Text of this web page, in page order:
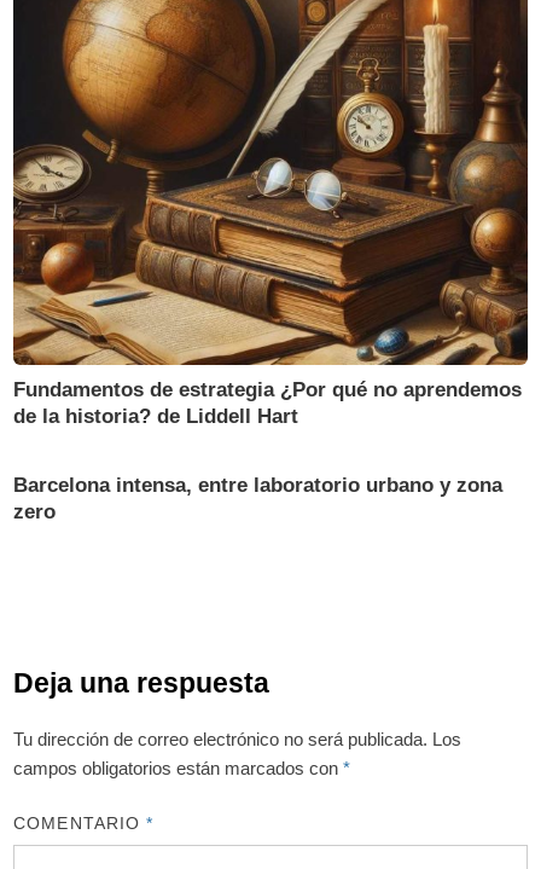
Fundamentos de estrategia ¿Por qué no aprendemos
de la historia? de Liddell Hart
Barcelona intensa, entre laboratorio urbano y zona
zero
Deja una respuesta
Tu dirección de correo electrónico no será publicada. Los
campos obligatorios están marcados con*
COMENTARIO*